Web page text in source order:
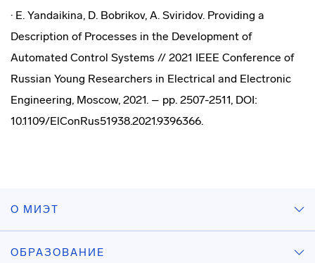
· E. Yandaikina, D. Bobrikov, A. Sviridov. Providing a
Description of Processes in the Development of
Automated Control Systems // 2021 IEEE Conference of
Russian Young Researchers in Electrical and Electronic
Engineering, Moscow, 2021. – pp. 2507-2511, DOI:
10.1109/ElConRus51938.2021.9396366.
О МИЭТ
ОБРАЗОВАНИЕ